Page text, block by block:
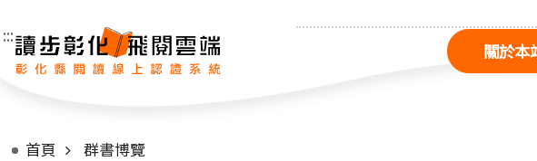
:::
關於本
首頁 群書博覽